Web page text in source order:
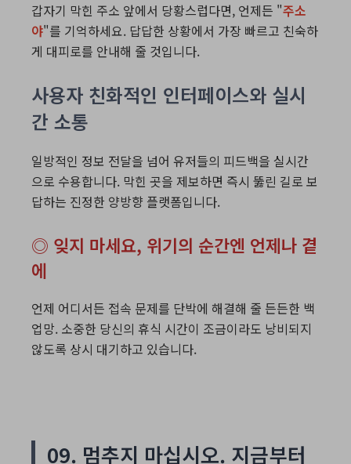
갑자기 막힌 주소 앞에서 당황스럽다면, 언제든 "주소
야"를 기억하세요. 답답한 상황에서 가장 빠르고 친숙하
게 대피로를 안내해 줄 것입니다.
사용자 친화적인 인터페이스와 실시
간 소통
일방적인 정보 전달을 넘어 유저들의 피드백을 실시간
으로 수용합니다. 막힌 곳을 제보하면 즉시 뚫린 길로 보
답하는 진정한 양방향 플랫폼입니다.
◎ 잊지 마세요, 위기의 순간엔 언제나 곁
에
언제 어디서든 접속 문제를 단박에 해결해 줄 든든한 백
업망. 소중한 당신의 휴식 시간이 조금이라도 낭비되지
않도록 상시 대기하고 있습니다.
09. 멈추지 마십시오. 지금부터